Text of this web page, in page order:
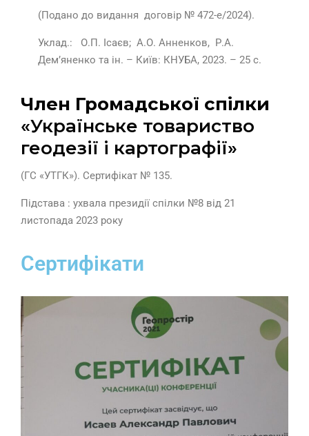
(Подано до видання договір № 472-е/2024).
Уклад.: О.П. Ісаєв; А.О. Анненков, Р.А.
Дем’яненко та ін. – Київ: КНУБА, 2023. – 25 с.
Член Громадської спілки
«Українське товариство
геодезії і картографії»
(ГС «УТГК»). Сертифікат № 135.
Підстава : ухвала президії спілки №8 від 21
листопада 2023 року
Сертифікати